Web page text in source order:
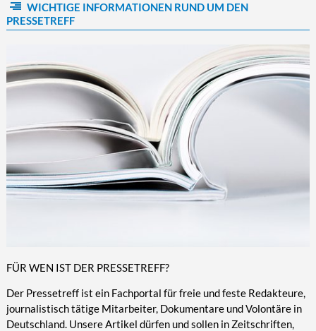
WICHTIGE INFORMATIONEN RUND UM DEN
PRESSETREFF
FÜR WEN IST DER PRESSETREFF?
Der Pressetreff ist ein Fachportal für freie und feste Redakteure,
journalistisch tätige Mitarbeiter, Dokumentare und Volontäre in
Deutschland. Unsere Artikel dürfen und sollen in Zeitschriften,